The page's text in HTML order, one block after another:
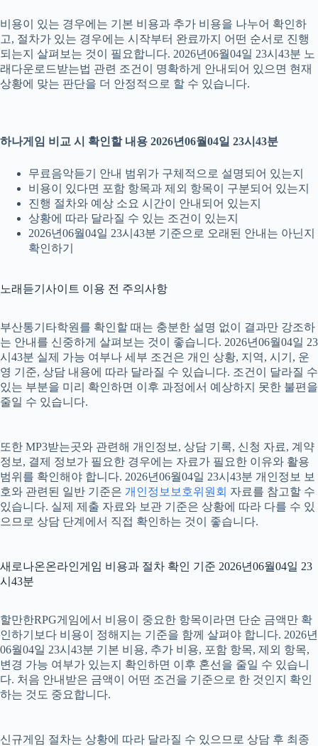
비용이 있는 경우에는 기본 비용과 추가 비용을 나누어 확인하
고, 절차가 있는 경우에는 시작부터 완료까지 어떤 순서로 진행
되는지 살펴보는 것이 필요합니다. 2026년06월04일 23시43분 노
래다운로드받는법 관련 조건이 명확하게 안내되어 있으면 현재
상황에 맞는 판단을 더 안정적으로 할 수 있습니다.
하나게임 비교 시 확인할 내용 2026년06월04일 23시43분
무료음악듣기 안내 범위가 구체적으로 설명되어 있는지
비용이 있다면 포함 항목과 제외 항목이 구분되어 있는지
진행 절차와 예상 소요 시간이 안내되어 있는지
상황에 따라 달라질 수 있는 조건이 있는지
2026년06월04일 23시43분 기준으로 오래된 안내는 아닌지
확인하기
노래듣기사이트 이용 전 주의사항
부산통기타학원를 확인할 때는 충분한 설명 없이 결과만 강조하
는 안내를 신중하게 살펴보는 것이 좋습니다. 2026년06월04일 23
시43분 실제 가능 여부나 세부 조건은 개인 상황, 지역, 시기, 운
영 기준, 상담 내용에 따라 달라질 수 있습니다. 조건이 달라질 수
있는 부분을 미리 확인하면 이후 과정에서 예상하지 못한 불편을
줄일 수 있습니다.
또한 MP3받는곳와 관련해 개인정보, 상담 기록, 신청 자료, 계약
정보, 결제 정보가 필요한 경우에는 자료가 필요한 이유와 활용
범위를 확인해야 합니다. 2026년06월04일 23시43분 개인정보 보
호와 관련된 일반 기준은 개인정보보호위원회 자료를 참고할 수
있습니다. 실제 제출 자료와 보관 기준은 상황에 따라 다를 수 있
으므로 상담 단계에서 직접 확인하는 것이 좋습니다.
새로나온온라인게임 비용과 절차 확인 기준 2026년06월04일 23
시43분
할만한RPG게임에서 비용이 중요한 항목이라면 단순 금액만 확
인하기보다 비용이 정해지는 기준을 함께 살펴야 합니다. 2026년
06월04일 23시43분 기본 비용, 추가 비용, 포함 항목, 제외 항목,
변경 가능 여부가 있는지 확인하면 이후 혼선을 줄일 수 있습니
다. 처음 안내받은 금액이 어떤 조건을 기준으로 한 것인지 확인
하는 것도 중요합니다.
신규게임 절차는 상황에 따라 달라질 수 있으므로 상담 후 최종